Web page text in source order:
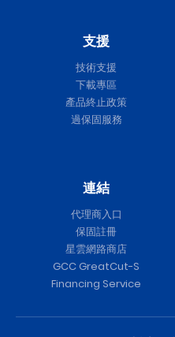
支援
技術支援
下載專區
產品終止政策
過保固服務
連結
代理商入口
保固註冊
星雲網路商店
GCC GreatCut-S
Financing Service